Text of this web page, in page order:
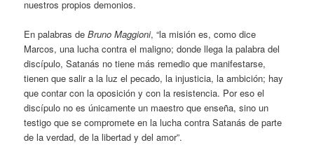
nuestros propios demonios.
En palabras deBruno Maggioni, “la misión es, como dice
Marcos, una lucha contra el maligno; donde llega la palabra del
discípulo, Satanás no tiene más remedio que manifestarse,
tienen que salir a la luz el pecado, la injusticia, la ambición; hay
que contar con la oposición y con la resistencia. Por eso el
discípulo no es únicamente un maestro que enseña, sino un
testigo que se compromete en la lucha contra Satanás de parte
de la verdad, de la libertad y del amor”.